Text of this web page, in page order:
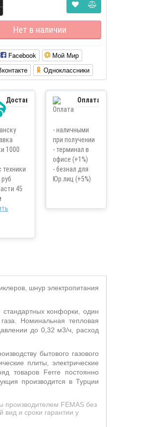
Нет в наличии
Facebook
Мой Мир
Одноклассники
Доставка
1000
техники
45
Оплата
- наличными
при получении
- терминал в
офисе (+1%)
- безнал для
Юр.лиц (+5%)
шнур электропитания
конфорки, один
Номинальная тепловая
до 0,32 м3/ч, расход
бытового газового
плиты, электрические
товаров Ferre постоянно
производится в Турции
производителем FEMAS без
и сроки гарантии у